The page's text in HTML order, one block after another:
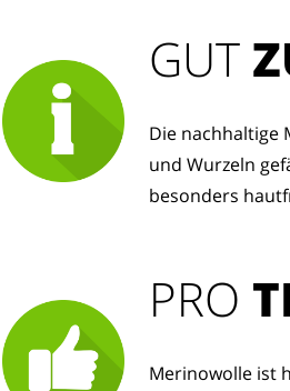
PRO
Merinowolle ist
GUT
Die nachhaltige
und Wurzeln
besonders